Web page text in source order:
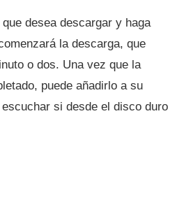
desea descargar y haga
la descarga, que
o dos. Una vez que la
puede añadirlo a su
si desde el disco duro